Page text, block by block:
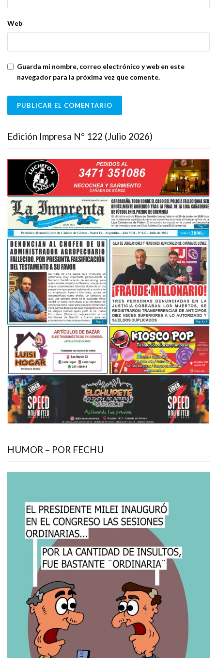
Web
Guarda mi nombre, correo electrónico y web en este
navegador para la próxima vez que comente.
Edición Impresa N° 122 (Julio 2026)
HUMOR – POR FECHU